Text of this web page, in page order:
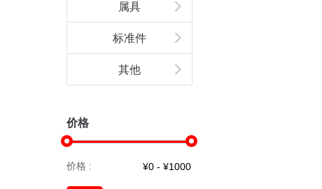
属具
标准件
其他
价格
价格 :